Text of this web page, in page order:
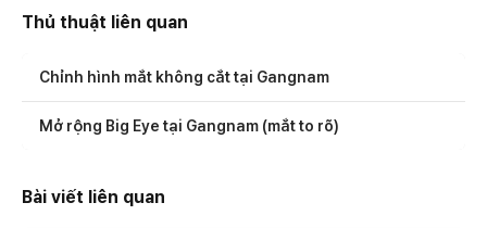
Thủ thuật liên quan
Chỉnh hình mắt không cắt tại Gangnam
Mở rộng Big Eye tại Gangnam (mắt to rõ)
Bài viết liên quan